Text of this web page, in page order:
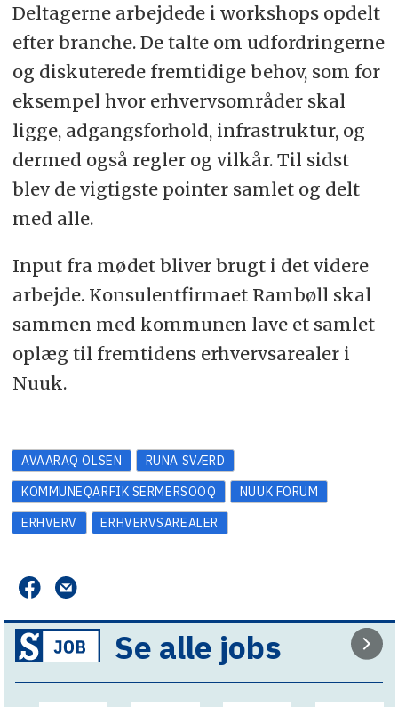
Deltagerne arbejdede i workshops opdelt
efter branche. De talte om udfordringerne
og diskuterede fremtidige behov, som for
eksempel hvor erhvervsområder skal
ligge, adgangsforhold, infrastruktur, og
dermed også regler og vilkår. Til sidst
blev de vigtigste pointer samlet og delt
med alle.
Input fra mødet bliver brugt i det videre
arbejde. Konsulentfirmaet Rambøll skal
sammen med kommunen lave et samlet
oplæg til fremtidens erhvervsarealer i
Nuuk.
AVAARAQ OLSEN
RUNA SVÆRD
KOMMUNEQARFIK SERMERSOOQ
NUUK FORUM
ERHVERV
ERHVERVSAREALER
Se alle jobs